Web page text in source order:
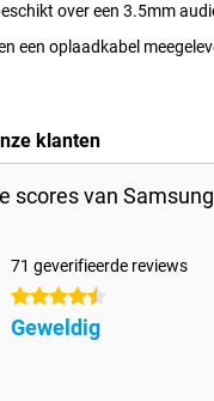
over een 3.5mm
een oplaadkabel
klanten
scores van
71 geverifieerde reviews
4.5 sterren
Geweldig